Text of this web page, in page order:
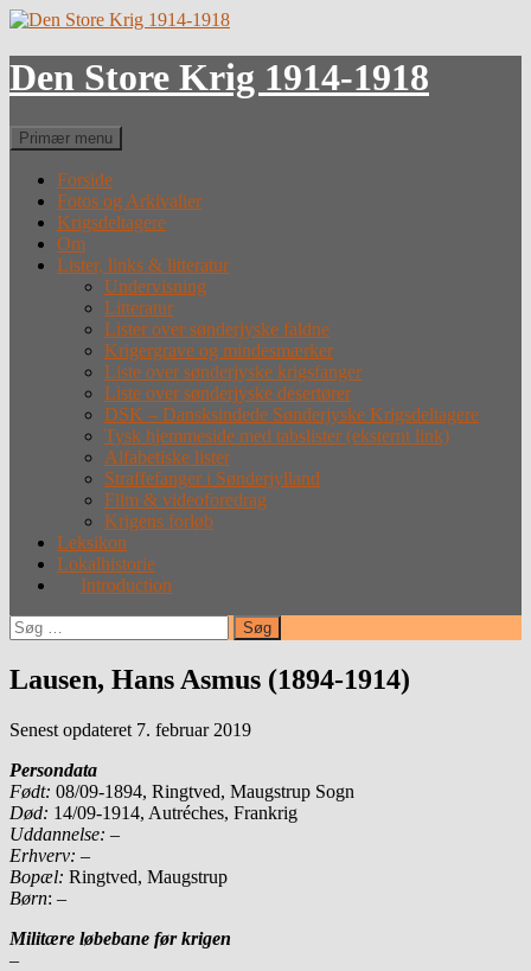
Hop
indhold
Den Store Krig 1914-1918
Søg
Primær menu
Forside
Fotos og Arkivalier
Krigsdeltagere
Om
Lister, links & litteratur
Undervisning
Litteratur
Lister over sønderjyske faldne
Krigergrave og mindesmærker
Liste over sønderjyske krigsfanger
Liste over sønderjyske desertører
DSK – Dansksindede Sønderjyske Krigsdeltagere
Tysk hjemmeside med tabslister (eksternt link)
Alfabetiske lister
Straffefanger i Sønderjylland
Film & videoforedrag
Krigens forløb
Leksikon
Lokalhistorie
Introduction
Søg
efter:
Lausen, Hans Asmus (1894-1914)
Senest opdateret 7. februar 2019
Persondata
Født: 08/09-1894, Ringtved, Maugstrup Sogn
Død: 14/09-1914, Autréches, Frankrig
Uddannelse: –
Erhverv: –
Bopæl: Ringtved, Maugstrup
Børn: –
Militære løbebane før krigen
–